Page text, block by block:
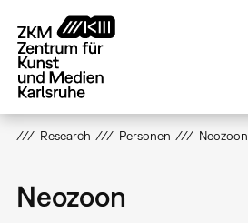
zum
Inhalt
Research Personen Neozoon
Neozoon